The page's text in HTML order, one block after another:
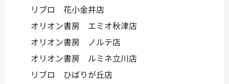
リブロ 花小金井店
オリオン書房 エミオ秋津店
オリオン書房 ノルテ店
オリオン書房 ルミネ立川店
リブロ ひばりが丘店